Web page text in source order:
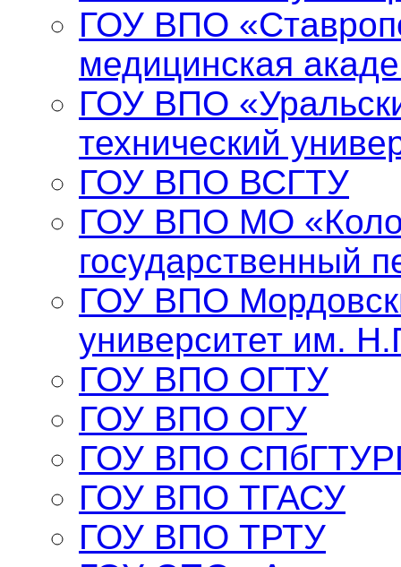
ГОУ ВПО
медицинская
ГОУ ВПО
технический
ГОУ ВПО ВСГТУ
ГОУ ВПО МО
государственный
ГОУ ВПО
университет им.
ГОУ ВПО ОГТУ
ГОУ ВПО ОГУ
ГОУ ВПО
ГОУ ВПО ТГАСУ
ГОУ ВПО ТРТУ